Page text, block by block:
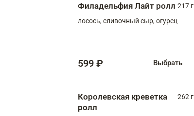
Филадельфия Лайт ролл 217 г
лосось, сливочный сыр, огурец
599 ₽ Выбрать
Королевская креветка
ролл
262 г